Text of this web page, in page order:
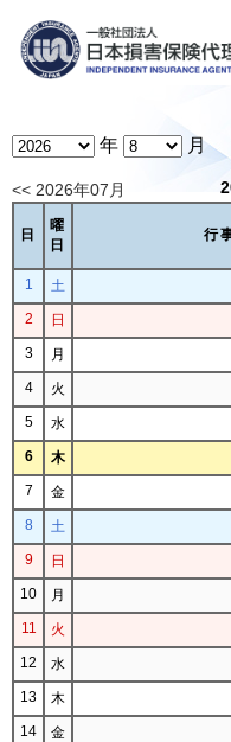
年 月
<< 2026年07月
日
曜
日
行
1
土
2
日
3
月
4
火
5
水
6
木
7
金
8
土
9
日
10
月
11
火
12
水
13
木
14
金